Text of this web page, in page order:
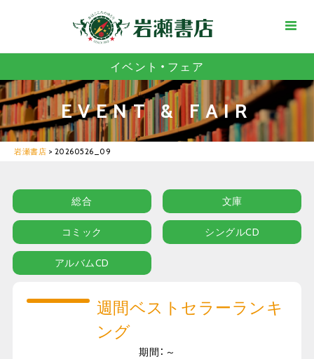
イベント・フェア
EVENT & FAIR
岩瀬書店 > 20260526_09
総合 文庫
コミック シングルCD
アルバムCD
週間ベストセラーランキ
ング
期間：～